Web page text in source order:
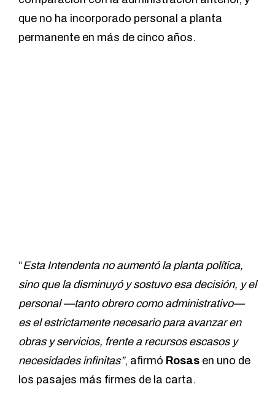
que no ha incorporado personal a planta
permanente en más de cinco años.
“Esta Intendenta no aumentó la planta política,
sino que la disminuyó y sostuvo esa decisión, y el
personal —tanto obrero como administrativo—
es el estrictamente necesario para avanzar en
obras y servicios, frente a recursos escasos y
necesidades infinitas”, afirmó Rosas en uno de
los pasajes más firmes de la carta.